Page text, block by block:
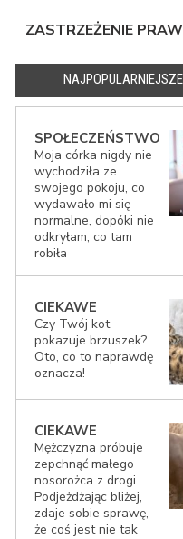
ZASTRZEŻENIE
SPOŁECZEŃSTWO
Moja córka nigdy nie
wychodziła ze
swojego pokoju, co
wydawało mi się
normalne, dopóki nie
odkryłam, co tam
robiła
CIEKAWE
Czy Twój kot
pokazuje brzuszek?
Oto, co to naprawdę
oznacza!
CIEKAWE
Mężczyzna próbuje
zepchnąć małego
nosorożca z drogi.
Podjeżdżając bliżej,
zdaje sobie sprawę,
że coś jest nie tak